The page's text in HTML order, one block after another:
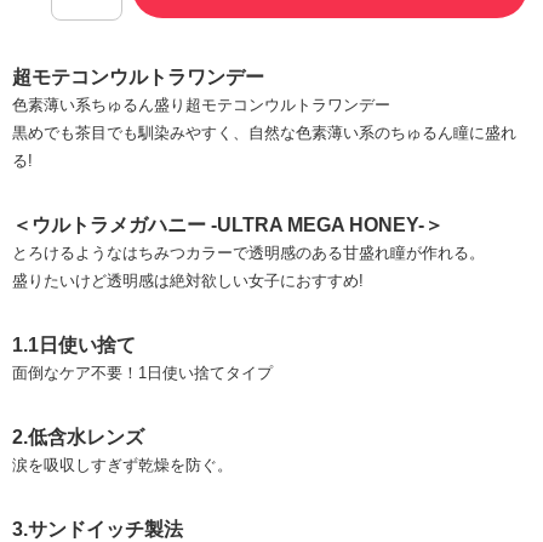
超モテコンウルトラワンデー
色素薄い系ちゅるん盛り超モテコンウルトラワンデー
黒めでも茶目でも馴染みやすく、自然な色素薄い系のちゅるん瞳に盛れ
る!
＜ウルトラメガハニー -ULTRA MEGA HONEY-＞
とろけるようなはちみつカラーで透明感のある甘盛れ瞳が作れる。
盛りたいけど透明感は絶対欲しい女子におすすめ!
1.1日使い捨て
面倒なケア不要！1日使い捨てタイプ
2.低含水レンズ
涙を吸収しすぎず乾燥を防ぐ。
3.サンドイッチ製法